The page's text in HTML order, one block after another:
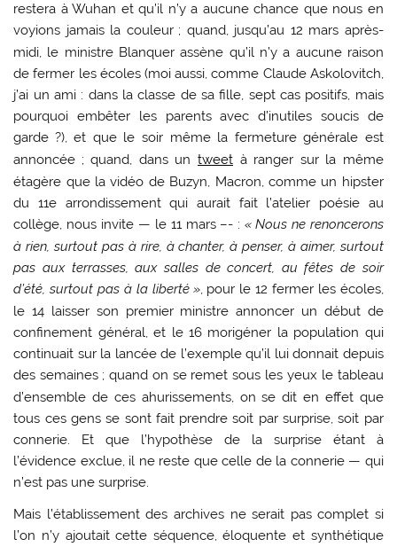
restera à Wuhan et qu’il n’y a aucune chance que nous en
voyions jamais la couleur ; quand, jusqu’au 12 mars après-
midi, le ministre Blanquer assène qu’il n’y a aucune raison
de fermer les écoles (moi aussi, comme Claude Askolovitch,
j’ai un ami : dans la classe de sa fille, sept cas positifs, mais
pourquoi embêter les parents avec d’inutiles soucis de
garde ?), et que le soir même la fermeture générale est
annoncée ; quand, dans un tweet à ranger sur la même
étagère que la vidéo de Buzyn, Macron, comme un hipster
du 11e arrondissement qui aurait fait l’atelier poésie au
collège, nous invite — le 11 mars –- :« Nous ne renoncerons
à rien, surtout pas à rire, à chanter, à penser, à aimer, surtout
pas aux terrasses, aux salles de concert, au fêtes de soir
d’été, surtout pas à la liberté », pour le 12 fermer les écoles,
le 14 laisser son premier ministre annoncer un début de
confinement général, et le 16 morigéner la population qui
continuait sur la lancée de l’exemple qu’il lui donnait depuis
des semaines ; quand on se remet sous les yeux le tableau
d’ensemble de ces ahurissements, on se dit en effet que
tous ces gens se sont fait prendre soit par surprise, soit par
connerie. Et que l’hypothèse de la surprise étant à
l’évidence exclue, il ne reste que celle de la connerie — qui
n’est pas une surprise.
Mais l’établissement des archives ne serait pas complet si
l’on n’y ajoutait cette séquence, éloquente et synthétique